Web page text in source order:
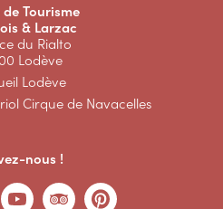
Tourisme
& Larzac
du Rialto
Lodève
Lodève
Cirque de Navacelles
nous !